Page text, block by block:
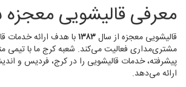
معرفی قالیشویی
قالیشویی معجزه از سال۱۳۸۳با هدف ارائه خدمات
مشتری‌مداری فعالیت می‌کند. شعبه کرج ما با
پیشرفته، خدمات قالیشویی را در کرج، فردیس و
ارائه می‌دهد.